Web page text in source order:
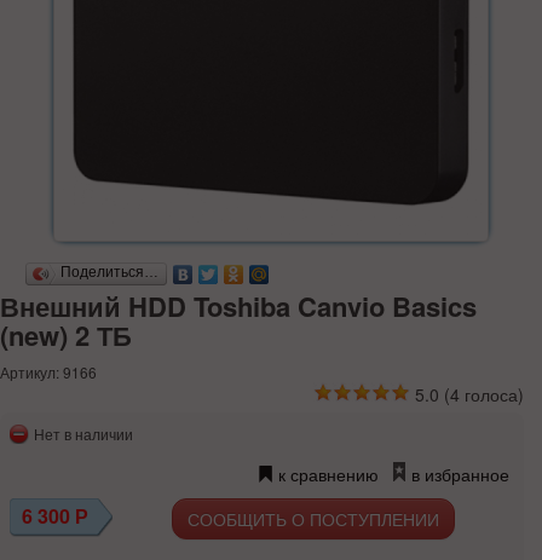
Поделиться…
Внешний HDD Toshiba Canvio Basics
(new) 2 ТБ
Артикул: 9166
5.0 (4 голоса)
Нет в наличии
к сравнению в избранное
6 300 Р СООБЩИТЬ О ПОСТУПЛЕНИИ